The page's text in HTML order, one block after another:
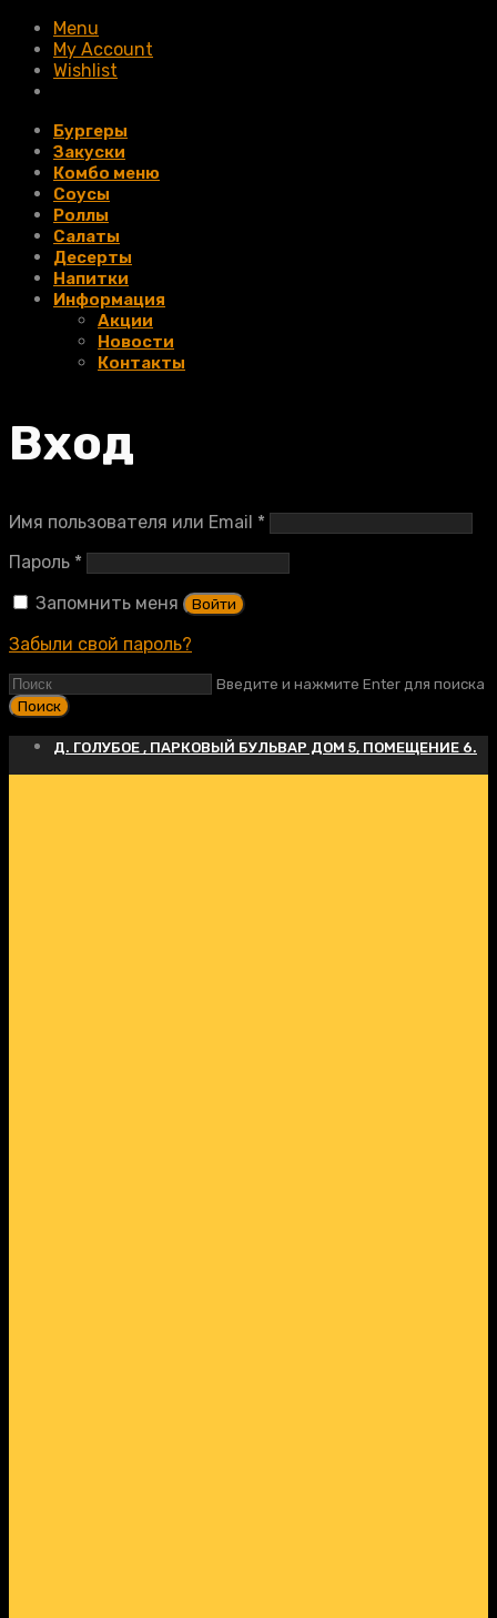
Menu
My Account
Wishlist
Бургеры
Закуски
Комбо меню
Соусы
Роллы
Салаты
Десерты
Напитки
Информация
Акции
Новости
Контакты
Вход
Имя пользователя или Email *Обязательно
Пароль *Обязательно
Запомнить меня
Войти
Забыли свой пароль?
Введите и нажмите Enter для поиска
Д. ГОЛУБОЕ , ПАРКОВЫЙ БУЛЬВАР ДОМ 5, ПОМЕЩЕНИЕ 6.